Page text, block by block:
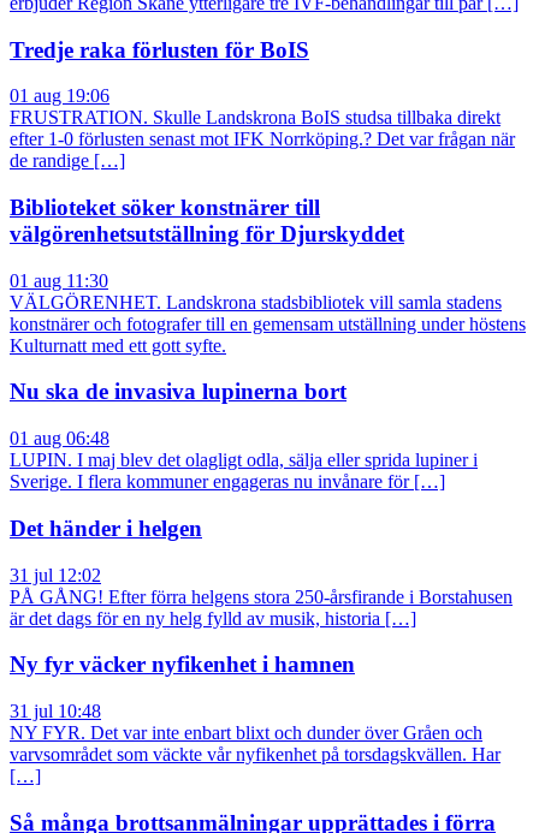
Tredje raka förlusten för BoIS
01 aug 19:06
FRUSTRATION. Skulle Landskrona BoIS studsa tillbaka direkt
efter 1-0 förlusten senast mot IFK Norrköping.? Det var frågan när
de randige […]
Biblioteket söker konstnärer till
välgörenhetsutställning för Djurskyddet
01 aug 11:30
VÄLGÖRENHET. Landskrona stadsbibliotek vill samla stadens
konstnärer och fotografer till en gemensam utställning under höstens
Kulturnatt med ett gott syfte.
Nu ska de invasiva lupinerna bort
01 aug 06:48
LUPIN. I maj blev det olagligt odla, sälja eller sprida lupiner i
Sverige. I flera kommuner engageras nu invånare för […]
Det händer i helgen
31 jul 12:02
PÅ GÅNG! Efter förra helgens stora 250-årsfirande i Borstahusen
är det dags för en ny helg fylld av musik, historia […]
Ny fyr väcker nyfikenhet i hamnen
31 jul 10:48
NY FYR. Det var inte enbart blixt och dunder över Gråen och
varvsområdet som väckte vår nyfikenhet på torsdagskvällen. Har
[…]
Så många brottsanmälningar upprättades i förra